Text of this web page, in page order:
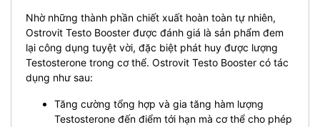
Nhờ những thành phần chiết xuất hoàn toàn tự nhiên,
Ostrovit Testo Booster được đánh giá là sản phẩm đem
lại công dụng tuyệt vời, đặc biệt phát huy được lượng
Testosterone trong cơ thể. Ostrovit Testo Booster có tác
dụng như sau:
Tăng cường tổng hợp và gia tăng hàm lượng
Testosterone đến điểm tới hạn mà cơ thể cho phép